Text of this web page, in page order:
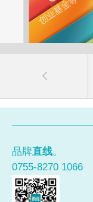
品牌直线。
0755-8270 1066